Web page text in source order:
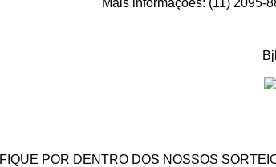
Mais informações: (11) 2095-
FIQUE POR DENTRO DOS NOSSOS